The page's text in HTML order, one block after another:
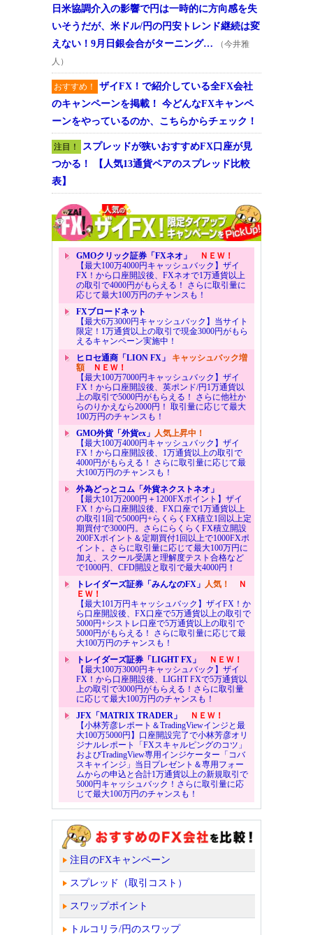
日米協調介入の影響で円は一時的に方向感を失
いそうだが、米ドル/円の円安トレンド継続は変
えない！9月日銀会合がターニング…
（今井雅
人）
おすすめ！
ザイFX！で紹介している全FX会社
のキャンペーンを掲載！ 今どんなFXキャンペ
ーンをやっているのか、こちらからチェック！
注目！
スプレッドが狭いおすすめFX口座が見
つかる！ 【人気13通貨ペアのスプレッド比較
表】
GMOクリック証券「FXネオ」
ＮＥＷ！
【最大100万4000円キャッシュバック】ザイ
FX！から口座開設後、FXネオで1万通貨以上
の取引で4000円がもらえる！ さらに取引量に
応じて最大100万円のチャンスも！
FXブロードネット
【最大6万3000円キャッシュバック】当サイト
限定！1万通貨以上の取引で現金3000円がもら
えるキャンペーン実施中！
ヒロセ通商「LION FX」 キャッシュバック増
額ＮＥＷ！
【最大100万7000円キャッシュバック】ザイ
FX！から口座開設後、英ポンド/円1万通貨以
上の取引で5000円がもらえる！ さらに他社か
らのりかえなら2000円！ 取引量に応じて最大
100万円のチャンスも！
GMO外貨「外貨ex」 人気上昇中！
【最大100万4000円キャッシュバック】ザイ
FX！から口座開設後、1万通貨以上の取引で
4000円がもらえる！ さらに取引量に応じて最
大100万円のチャンスも！
外為どっとコム「外貨ネクストネオ」
【最大101万2000円＋1200FXポイント】ザイ
FX！から口座開設後、FX口座で1万通貨以上
の取引1回で5000円+らくらくFX積立1回以上定
期買付で3000円。さらにらくらくFX積立開設
200FXポイント＆定期買付1回以上で1000FXポ
イント。さらに取引量に応じて最大100万円に
加え、スクール受講と理解度テスト合格など
で1000円、CFD開設と取引で最大4000円！
トレイダーズ証券「みんなのFX」 人気！
Ｎ
ＥＷ！
【最大101万円キャッシュバック】ザイFX！か
ら口座開設後、FX口座で5万通貨以上の取引で
5000円+シストレ口座で5万通貨以上の取引で
5000円がもらえる！ さらに取引量に応じて最
大100万円のチャンスも！
トレイダーズ証券「LIGHT FX」
ＮＥＷ！
【最大100万3000円キャッシュバック】ザイ
FX！から口座開設後、LIGHT FXで5万通貨以
上の取引で3000円がもらえる！さらに取引量
に応じて最大100万円のチャンスも！
JFX「MATRIX TRADER」
ＮＥＷ！
【小林芳彦レポート＆TradingViewインジと最
大100万5000円】口座開設完了で小林芳彦オリ
ジナルレポート「FXスキャルピングのコツ」
およびTradingView専用インジケーター「コバ
スキャインジ」当日プレゼント＆専用フォー
ムからの申込と合計1万通貨以上の新規取引で
5000円キャッシュバック！さらに取引量に応
じて最大100万円のチャンスも！
注目のFXキャンペーン
スプレッド（取引コスト）
スワップポイント
トルコリラ/円のスワップ